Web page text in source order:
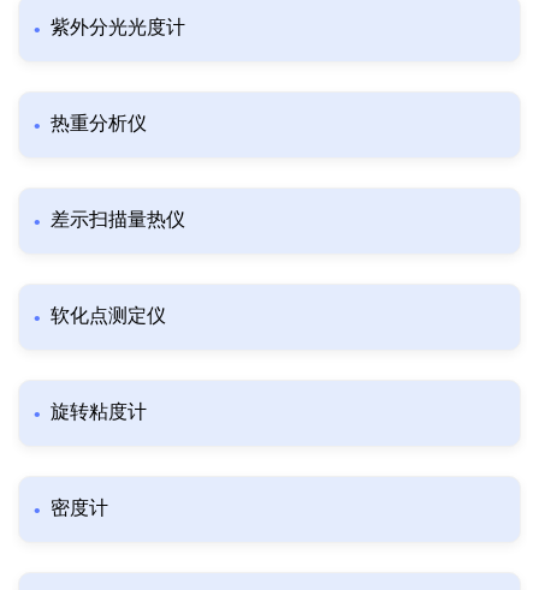
紫外分光光度计
热重分析仪
差示扫描量热仪
软化点测定仪
旋转粘度计
密度计